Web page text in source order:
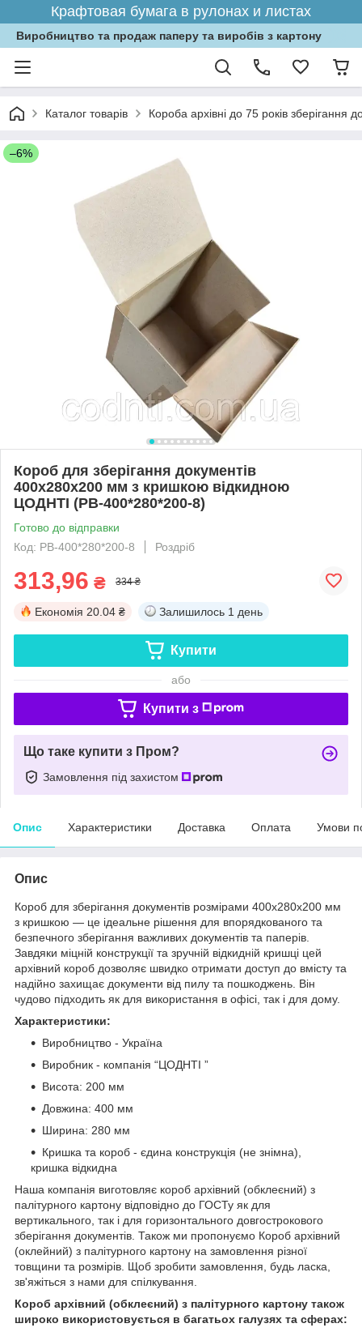
Крафтовая бумага в рулонах и листах
Виробництво та продаж паперу та виробів з картону
Каталог товарів Короба архівні до 75 років зберігання
–6%
Короб для зберігання документів
400х280х200 мм з кришкою відкидною
ЦОДНТІ (PB-400*280*200-8)
Готово до відправки
Код: PB-400*280*200-8
Роздріб
313,96 ₴ 334 ₴
Економія 20.04 ₴ Залишилось 1 день
Купити
або
Купити з
Що таке купити з Пром?
Замовлення під захистом
Опис Характеристики Доставка Оплата Умови
Опис
Короб для зберігання документів розмірами 400х280х200 мм
з кришкою — це ідеальне рішення для впорядкованого та
безпечного зберігання важливих документів та паперів.
Завдяки міцній конструкції та зручній відкидній кришці цей
архівний короб дозволяє швидко отримати доступ до вмісту та
надійно захищає документи від пилу та пошкоджень. Він
чудово підходить як для використання в офісі, так і для дому.
Характеристики:
Виробництво - Україна
Виробник - компанія “ЦОДНТІ ”
Висота: 200 мм
Довжина: 400 мм
Ширина: 280 мм
Кришка та короб - єдина конструкція (не знімна),
кришка відкидна
Наша компанія виготовляє короб архівний (обклеєний) з
палітурного картону відповідно до ГОСТу як для
вертикального, так і для горизонтального довгострокового
зберігання документів. Також ми пропонуємо Короб архівний
(оклейний) з палітурного картону на замовлення різної
товщини та розмірів. Щоб зробити замовлення, будь ласка,
зв'яжіться з нами для спілкування.
Короб архівний (обклеєний) з палітурного картону також
широко використовується в багатьох галузях та сферах: